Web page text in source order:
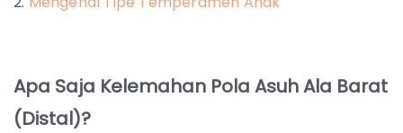
Apa Saja Kelemahan Pola Asuh Ala Barat
(Distal)?